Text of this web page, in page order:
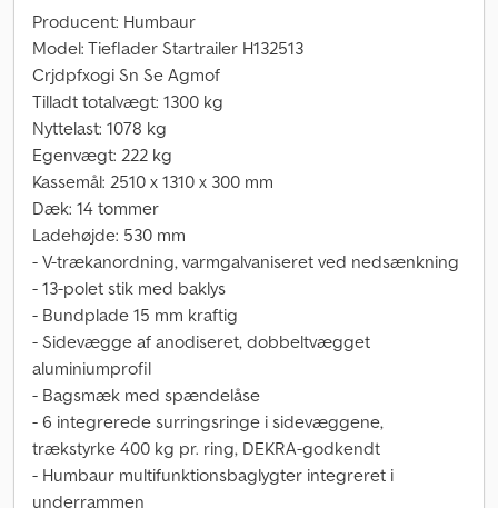
Producent: Humbaur
Model: Tieflader Startrailer H132513
Crjdpfxogi Sn Se Agmof
Tilladt totalvægt: 1300 kg
Nyttelast: 1078 kg
Egenvægt: 222 kg
Kassemål: 2510 x 1310 x 300 mm
Dæk: 14 tommer
Ladehøjde: 530 mm
- V-trækanordning, varmgalvaniseret ved nedsænkning
- 13-polet stik med baklys
- Bundplade 15 mm kraftig
- Sidevægge af anodiseret, dobbeltvægget
aluminiumprofil
- Bagsmæk med spændelåse
- 6 integrerede surringsringe i sidevæggene,
trækstyrke 400 kg pr. ring, DEKRA-godkendt
- Humbaur multifunktionsbaglygter integreret i
underrammen